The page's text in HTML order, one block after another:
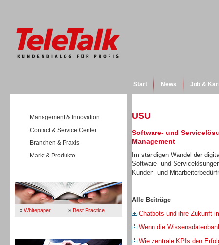
Start News Job &
Management & Innovation
Contact & Service Center
Branchen & Praxis
Markt & Produkte
» Whitepaper » Best Practice
USU
Software- und
Management
Im ständigen Wandel der
Software- und
Kunden- und
Alle Beiträge
Chatbots und ihre Zukunft
Wenn die
Wie zentrale KPIs den